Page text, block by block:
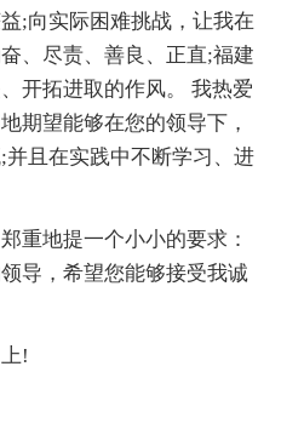
;向实际困难挑战，让我在
、尽责、善良、正直;福建
开拓进取的作风。 我热爱
期望能够在您的领导下，
且在实践中不断学习、进
地提一个小小的要求：
导，希望您能够接受我诚
!